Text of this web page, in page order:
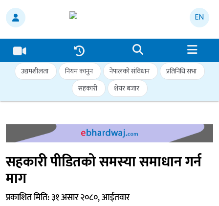
EN
उद्यमशीलता नियम कानुन नेपालको संविधान
प्रतिनिधि सभा
सहकारी
शेयर बजार
सहकारी पीडितको समस्या समाधान गर्न
माग
प्रकाशित मिति: ३१ असार २०८०, आईतवार